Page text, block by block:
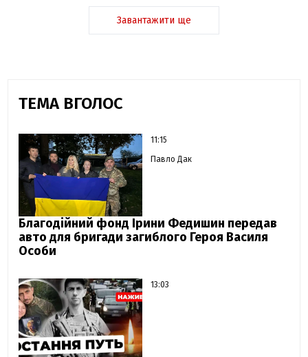
Завантажити ще
ТЕМА ВГОЛОС
11:15
Павло Дак
Благодійний фонд Ірини Федишин передав
авто для бригади загиблого Героя Василя
Особи
13:03